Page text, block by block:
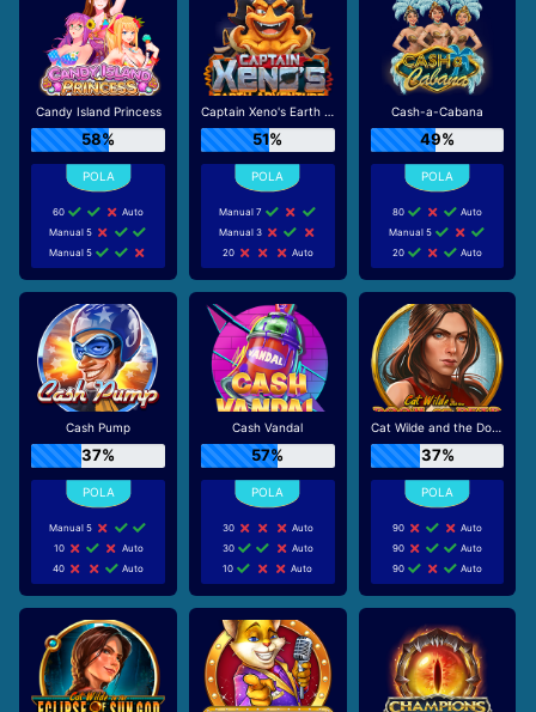
Candy Island Princess
58%
60
Auto
Manual 5
Manual 5
Captain Xeno's Earth Adventure
51%
Manual 7
Manual 3
20
Auto
Cash-a-Cabana
49%
80
Auto
Manual 5
20
Auto
Cash Pump
37%
Manual 5
10
Auto
40
Auto
Cash Vandal
57%
30
Auto
30
Auto
10
Auto
Cat Wilde and the Doom of Dead
37%
90
Auto
90
Auto
90
Auto